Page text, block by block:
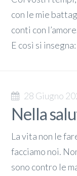
con le mie
conti con
E così si
28 Giugno
Nella
La vita non le
facciamo noi.
sono contro le